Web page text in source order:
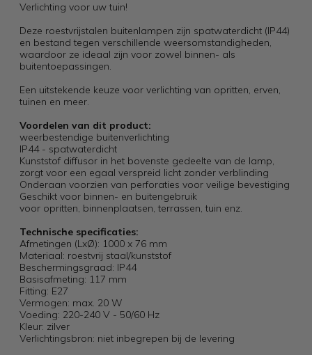
Verlichting voor uw tuin!
Deze roestvrijstalen buitenlampen zijn spatwaterdicht (IP44)
en bestand tegen verschillende weersomstandigheden,
waardoor ze ideaal zijn voor zowel binnen- als
buitentoepassingen.
Een uitstekende keuze voor verlichting van opritten, erven,
tuinen en meer.
Voordelen van dit product:
weerbestendige buitenverlichting
IP44 - spatwaterdicht
Kunststof diffusor in het bovenste gedeelte van de lamp,
zorgt voor een egaal verspreid licht zonder verblinding
Onderaan voorzien van perforaties voor veilige bevestiging
Geschikt voor binnen- en buitengebruik
voor opritten, binnenplaatsen, terrassen, tuin enz.
Technische specificaties:
Afmetingen (LxØ): 1000 x 76 mm
Materiaal: roestvrij staal/kunststof
Beschermingsgraad: IP44
Basisafmeting: 117 mm
Fitting: E27
Vermogen: max. 20 W
Voeding: 220-240 V - 50/60 Hz
Kleur: zilver
Verlichtingsbron: niet inbegrepen bij de levering